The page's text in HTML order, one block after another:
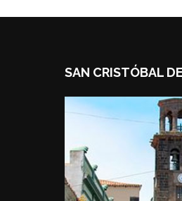
SAN CRISTÓBAL